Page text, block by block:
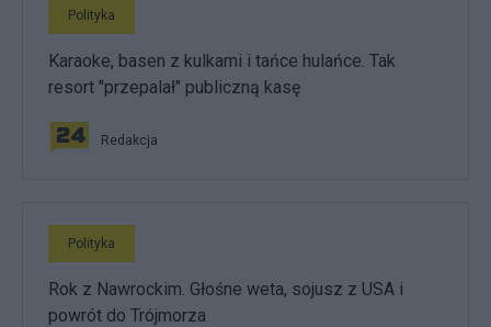
Polityka
Karaoke, basen z kulkami i tańce hulańce. Tak
resort "przepalał" publiczną kasę
Redakcja
Polityka
Rok z Nawrockim. Głośne weta, sojusz z USA i
powrót do Trójmorza